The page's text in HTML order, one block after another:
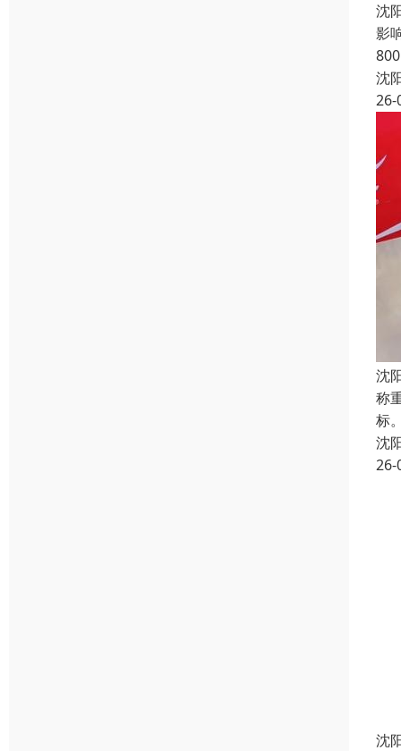
沈
影
沈
26-
沈
称
标
沈
26-
沈